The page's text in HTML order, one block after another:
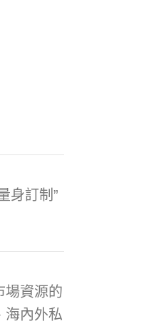
身訂制”
場資源的
海內外私